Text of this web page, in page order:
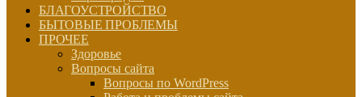
БЛАГОУСТРОЙСТВО
БЫТОВЫЕ ПРОБЛЕМЫ
ПРОЧЕЕ
Здоровье
Вопросы сайта
Вопросы по WordPress